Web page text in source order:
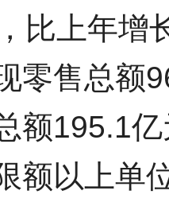
比上年增
零售总额
额195.1
额以上单